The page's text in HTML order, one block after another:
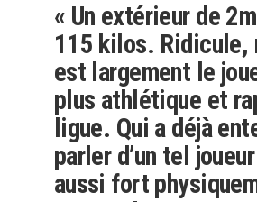
« Un extérieur de
115 kilos. Ridicule,
est largement le
plus athlétique et
ligue. Qui a déjà
parler d’un tel
aussi fort